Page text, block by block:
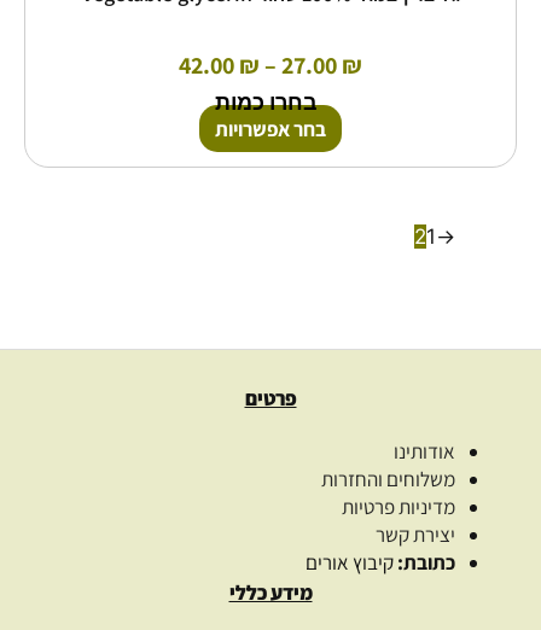
27.00₪
–
42.00₪
בחרו כמות
בחר אפשרויות
→
1
2
פרטים
אודותינו
משלוחים והחזרות
מדיניות פרטיות
יצירת קשר
כתובת:קיבוץ אורים
מידע כללי